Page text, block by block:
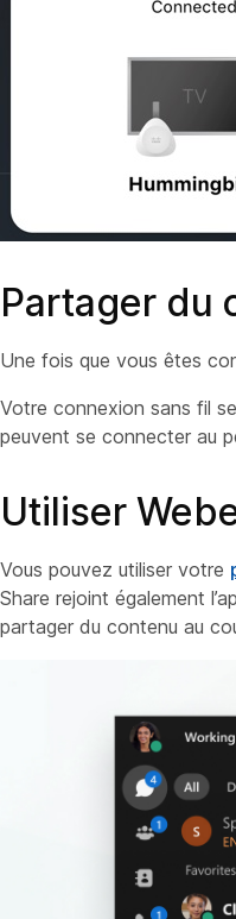
Partager du
Une fois que vous êtes
Votre connexion sans fil
peuvent se connecter au
Utiliser
Vous pouvez utiliser votre
Share rejoint également
partager du contenu au